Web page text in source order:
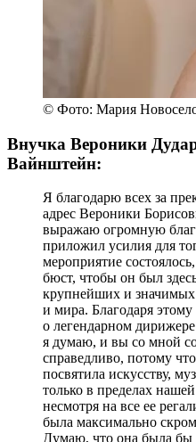
© Фото: Мария
Внучка Вероники
Вайнштейн:
Я благодарю всех за
адрес Вероники
выражаю огромную
приложил усилия для
мероприятие
бюст, чтобы он был
крупнейших и значимых
и мира. Благодаря этому
о легендарном
я думаю, и вы со мной
справедливо, потому
посвятила искусству,
только в пределах
несмотря на все ее
была максимально
Думаю, что она была бы